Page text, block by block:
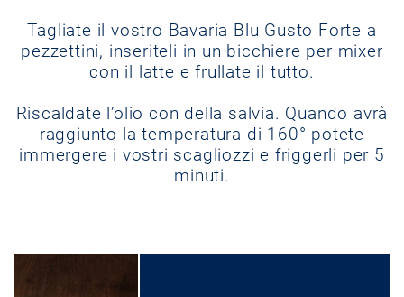
Tagliate il vostro Bavaria Blu Gusto Forte a
pezzettini, inseriteli in un bicchiere per mixer
con il latte e frullate il tutto.
Riscaldate l’olio con della salvia. Quando avrà
raggiunto la temperatura di 160° potete
immergere i vostri scagliozzi e friggerli per 5
minuti.